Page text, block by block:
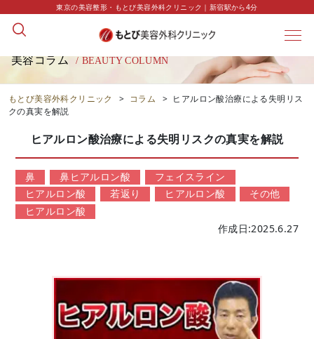
東京の美容整形・もとび美容外科クリニック｜新宿駅から4分
美容コラム / BEAUTY COLUMN
もとび美容外科クリニック > コラム > ヒアルロン酸治療による失明リス
クの真実を解説
ヒアルロン酸治療による失明リスクの真実を解説
鼻 鼻ヒアルロン酸
フェイスライン
ヒアルロン酸
若返り ヒアルロン酸
その他
ヒアルロン酸
作成日:2025.6.27